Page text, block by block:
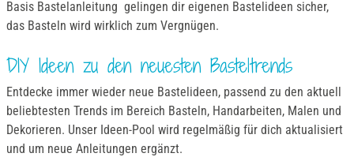
Basis Bastelanleitung gelingen dir eigenen Bastelideen sicher,
das Basteln wird wirklich zum Vergnügen.
DIY Ideen zu den neuesten Basteltrends
Entdecke immer wieder neue Bastelideen, passend zu den aktuell
beliebtesten Trends im Bereich Basteln, Handarbeiten, Malen und
Dekorieren. Unser Ideen-Pool wird regelmäßig für dich aktualisiert
und um neue Anleitungen ergänzt.